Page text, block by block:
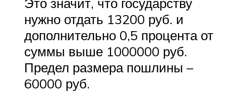
нужно отдать 13200 руб. и
дополнительно 0,5 процента от
суммы выше 1000000 руб.
Предел размера пошлины –
60000 руб.